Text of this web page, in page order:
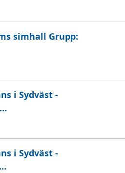
simhall Grupp:
i Sydväst -
i Sydväst -